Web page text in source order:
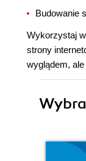
Budowanie
Wykorzystaj
strony
wyglądem,